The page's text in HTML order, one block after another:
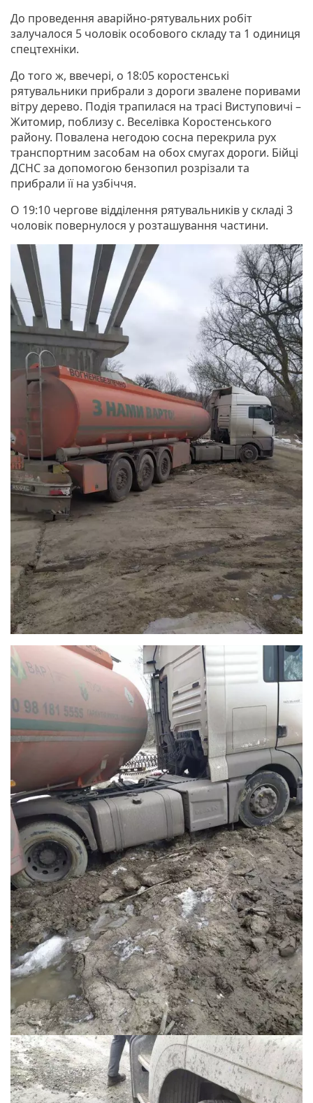
До проведення аварійно-рятувальних робіт
залучалося 5 чоловік особового складу та 1 одиниця
спецтехніки.
До того ж, ввечері, о 18:05 коростенські
рятувальники прибрали з дороги звалене поривами
вітру дерево. Подія трапилася на трасі Виступовичі –
Житомир, поблизу с. Веселівка Коростенського
району. Повалена негодою сосна перекрила рух
транспортним засобам на обох смугах дороги. Бійці
ДСНС за допомогою бензопил розрізали та
прибрали її на узбіччя.
О 19:10 чергове відділення рятувальників у складі 3
чоловік повернулося у розташування частини.